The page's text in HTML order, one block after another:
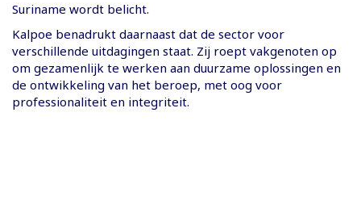
Suriname wordt belicht.
Kalpoe benadrukt daarnaast dat de sector voor
verschillende uitdagingen staat. Zij roept vakgenoten op
om gezamenlijk te werken aan duurzame oplossingen en
de ontwikkeling van het beroep, met oog voor
professionaliteit en integriteit.